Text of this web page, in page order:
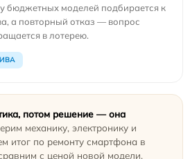
бюджетных моделей подбирается к
а повторный отказ — вопрос
в лотерею.
потом решение — она
механику, электронику и
итог по ремонту смартфона в
с ценой новой модели.